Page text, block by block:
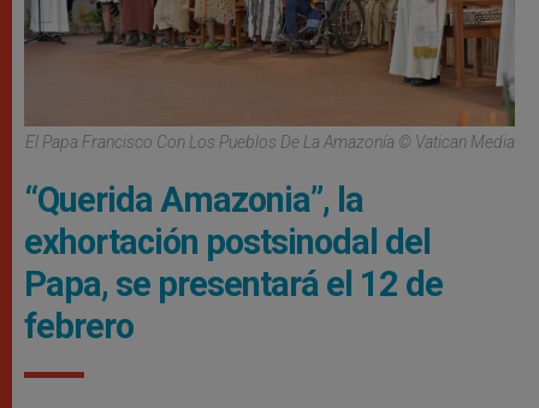
El Papa Francisco Con Los Pueblos De La Amazonía © Vatican Media
“Querida Amazonia”, la
exhortación postsinodal del
Papa, se presentará el 12 de
febrero